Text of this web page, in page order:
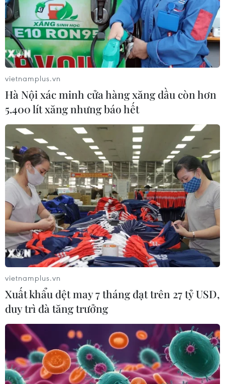
vietnamplus.vn
Hà Nội xác minh cửa hàng xăng dầu còn hơn
5.400 lít xăng nhưng báo hết
vietnamplus.vn
Xuất khẩu dệt may 7 tháng đạt trên 27 tỷ USD,
duy trì đà tăng trưởng